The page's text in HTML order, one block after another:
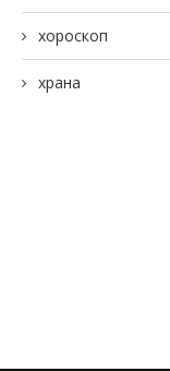
хороскоп
храна